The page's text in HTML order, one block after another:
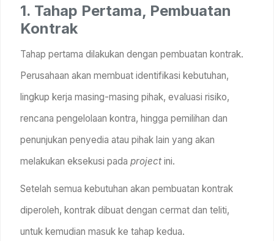
1. Tahap Pertama, Pembuatan
Kontrak
Tahap pertama dilakukan dengan pembuatan kontrak.
Perusahaan akan membuat identifikasi kebutuhan,
lingkup kerja masing-masing pihak, evaluasi risiko,
rencana pengelolaan kontra, hingga pemilihan dan
penunjukan penyedia atau pihak lain yang akan
melakukan eksekusi pada project ini.
Setelah semua kebutuhan akan pembuatan kontrak
diperoleh, kontrak dibuat dengan cermat dan teliti,
untuk kemudian masuk ke tahap kedua.